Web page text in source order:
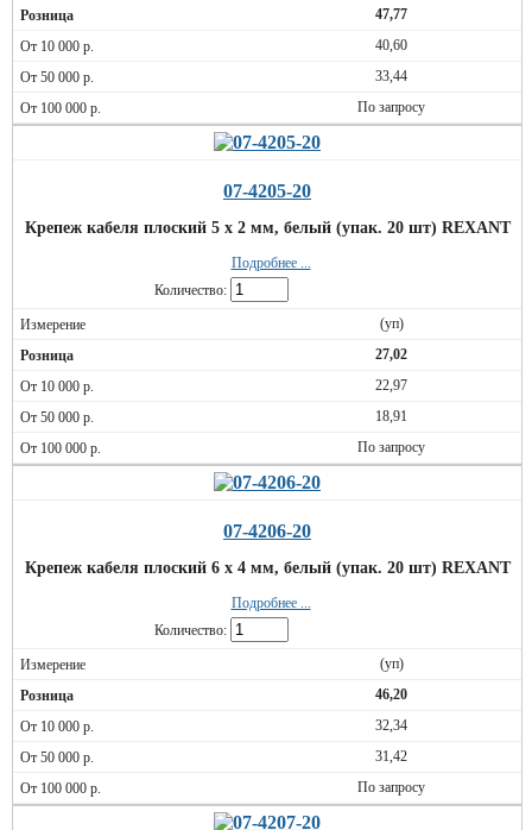
47,77
40,60
33,44
По запросу
07-4205-20
Крепеж кабеля плоский 5 х 2 мм, белый (упак. 20 шт) REXANT
Подробнее ...
Количество:
(уп)
27,02
22,97
18,91
По запросу
07-4206-20
Крепеж кабеля плоский 6 х 4 мм, белый (упак. 20 шт) REXANT
Подробнее ...
Количество:
(уп)
46,20
32,34
31,42
По запросу